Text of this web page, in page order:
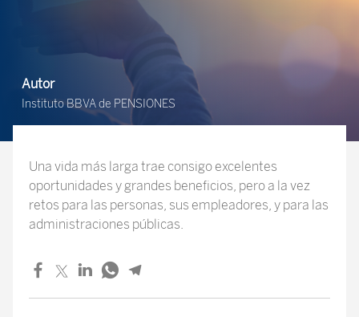
Autor
Instituto BBVA de PENSIONES
Una vida más larga trae consigo excelentes
oportunidades y grandes beneficios, pero a la vez
retos para las personas, sus empleadores, y para las
administraciones públicas.